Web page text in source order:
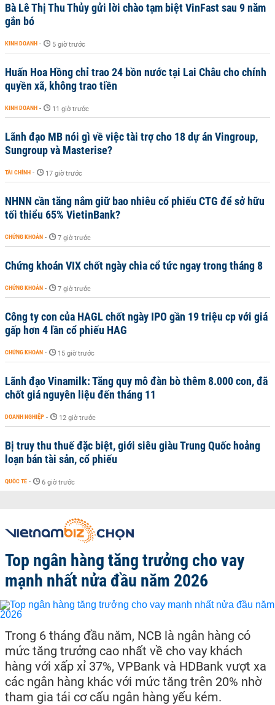
Bà Lê Thị Thu Thủy gửi lời chào tạm biệt VinFast sau 9 năm
gắn bó
KINH DOANH - 5 giờ trước
Huấn Hoa Hồng chỉ trao 24 bồn nước tại Lai Châu cho chính
quyền xã, không trao tiền
KINH DOANH - 11 giờ trước
Lãnh đạo MB nói gì về việc tài trợ cho 18 dự án Vingroup,
Sungroup và Masterise?
TÀI CHÍNH - 17 giờ trước
NHNN cần tăng nắm giữ bao nhiêu cổ phiếu CTG để sở hữu
tối thiểu 65% VietinBank?
CHỨNG KHOÁN - 7 giờ trước
Chứng khoán VIX chốt ngày chia cổ tức ngay trong tháng 8
CHỨNG KHOÁN - 7 giờ trước
Công ty con của HAGL chốt ngày IPO gần 19 triệu cp với giá
gấp hơn 4 lần cổ phiếu HAG
CHỨNG KHOÁN - 15 giờ trước
Lãnh đạo Vinamilk: Tăng quy mô đàn bò thêm 8.000 con, đã
chốt giá nguyên liệu đến tháng 11
DOANH NGHIỆP - 12 giờ trước
Bị truy thu thuế đặc biệt, giới siêu giàu Trung Quốc hoảng
loạn bán tài sản, cổ phiếu
QUỐC TẾ - 6 giờ trước
Top ngân hàng tăng trưởng cho vay
mạnh nhất nửa đầu năm 2026
Trong 6 tháng đầu năm, NCB là ngân hàng có
mức tăng trưởng cao nhất về cho vay khách
hàng với xấp xỉ 37%, VPBank và HDBank vượt xa
các ngân hàng khác với mức tăng trên 20% nhờ
tham gia tái cơ cấu ngân hàng yếu kém.